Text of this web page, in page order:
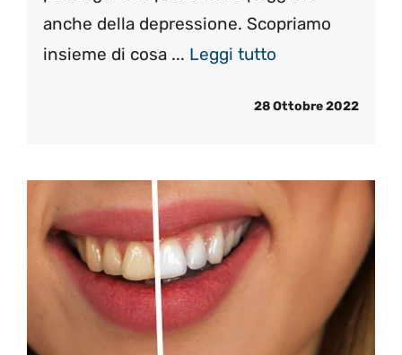
anche della depressione. Scopriamo
insieme di cosa ... Leggi tutto
28 Ottobre 2022